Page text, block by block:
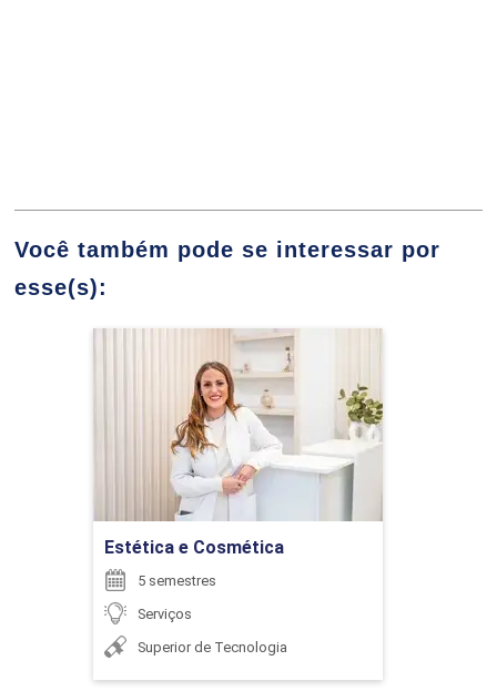
96
COZINHA BRASILEIRA
96
SAVIO GONCALVES DOS SANTOS
SILVIA DENISE DOS SANTOS BISINOTTO
SIMONE ROCHA PEREIRA
Você também pode se interessar por
esse(s):
Estética e Cosmética
5 semestres
Serviços
Superior de Tecnologia
Estética e Cosmética
Detalhes do curso
Ir para Inscrição